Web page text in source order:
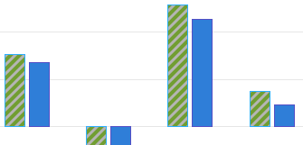
Values. Range: -15 to 15.